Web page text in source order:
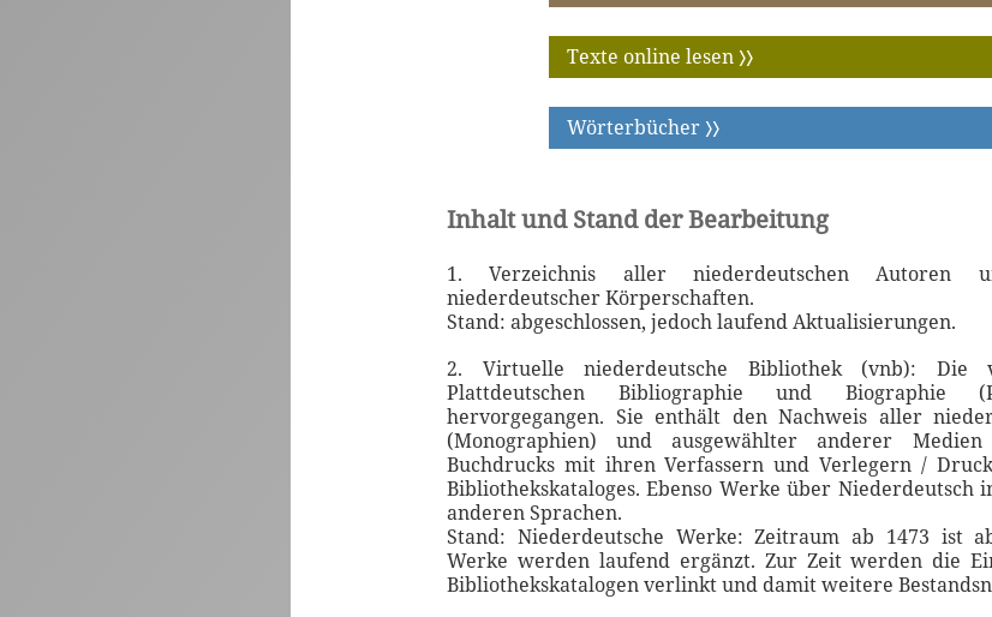
Texte online lesen 〉〉
Wörterbücher 〉〉
Inhalt und Stand der Bearbeitung
1. Verzeichnis aller niederdeutschen Autoren
niederdeutscher Körperschaften.
Stand: abgeschlossen, jedoch laufend Aktualisierungen.
2. Virtuelle niederdeutsche Bibliothek (vnb):
Plattdeutschen Bibliographie und Biographie
hervorgegangen. Sie enthält den Nachweis aller
(Monographien) und ausgewählter anderer
Buchdrucks mit ihren Verfassern und Verlegern /
Bibliothekskataloges. Ebenso Werke über Niederdeutsch
anderen Sprachen.
Stand: Niederdeutsche Werke: Zeitraum ab 1473 ist
Werke werden laufend ergänzt. Zur Zeit werden die
Bibliothekskatalogen verlinkt und damit weitere